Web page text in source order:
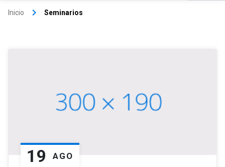
Inicio keyboard_arrow_right Seminarios
19 AGO